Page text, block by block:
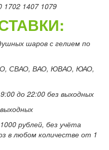
1407 1079
шаров с гелием по
СВАО, ВАО, ЮВАО, ЮАО,
до 22:00 без выходных
рублей, без учёта
в любом количестве от 1